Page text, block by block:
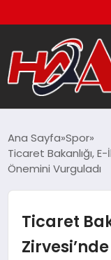
DÜNYA
Ana Sayfa Spor
Ticaret Bakanlığı,
Önemini Vurguladı
Ticaret